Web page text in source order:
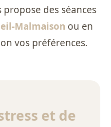
des séances
Malmaison ou en
vos préférences.
et de